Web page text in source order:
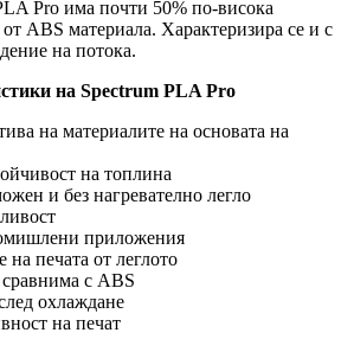
Pro има почти 50% по-висока
ABS материала. Характеризира се и с
на потока.
на Spectrum PLA Pro
на материалите на основата на
на топлина
и без нагревателно легло
приложения
на печата от леглото
с ABS
охлаждане
на печат